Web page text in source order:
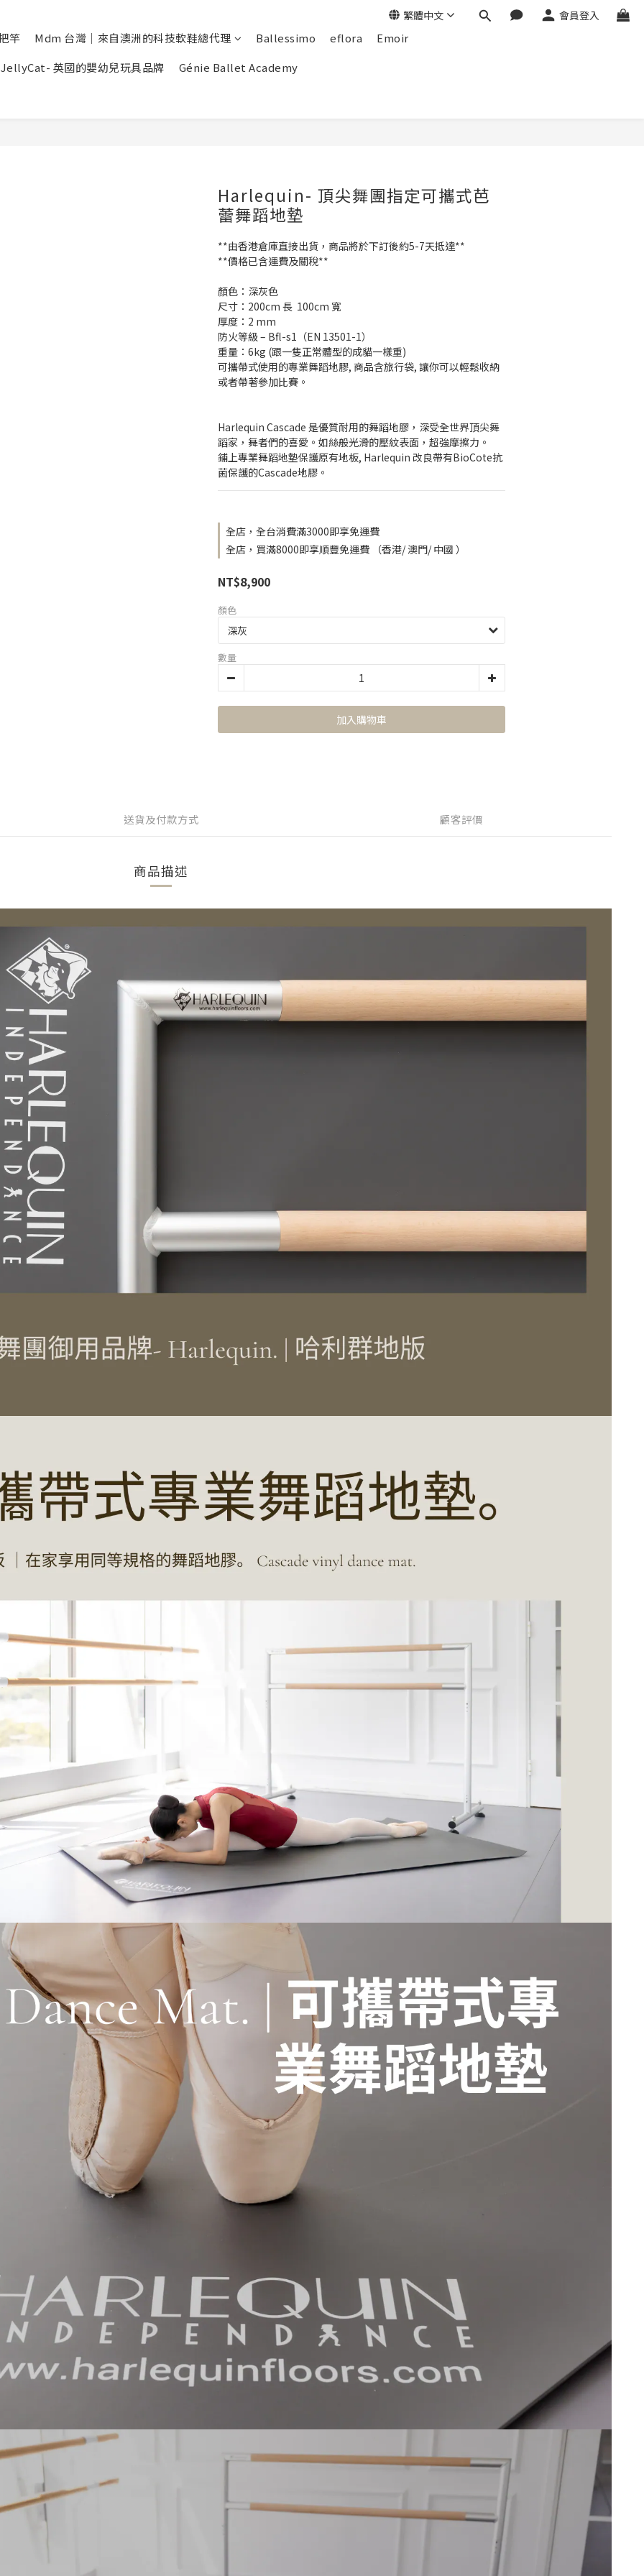
繁體中文 會員登入
竿 Mdm 台灣｜來自澳洲的科技軟鞋總代理 Ballessimo eflora
Emoir
JellyCat- 英國的嬰幼兒玩具品牌
Génie Ballet Academy
Harlequin- 頂尖舞團指定可攜式芭
蕾舞蹈地墊
**由香港倉庫直接出貨，商品將於下訂後約5-7天抵達**
**價格已含運費及關稅**
顏色：深灰色
尺寸：200cm 長  100cm 寬
厚度：2 mm
防火等級 – Bfl-s1（EN 13501-1）
重量：6kg (跟一隻正常體型的成貓一樣重)
可攜帶式使用的專業舞蹈地膠, 商品含旅行袋, 讓你可以輕鬆收納
或者帶著參加比賽。
Harlequin Cascade 是優質耐用的舞蹈地膠，深受全世界頂尖舞
蹈家，舞者們的喜愛。如絲般光滑的壓紋表面，超強摩擦力。
鋪上專業舞蹈地墊保護原有地板, Harlequin 改良帶有BioCote抗
菌保護的Cascade地膠。
全店，全台消費滿3000即享免運費
全店，買滿8000即享順豐免運費 （香港/ 澳門/ 中國 ）
NT$8,900
顏色
數量
加入購物車
送貨及付款方式 顧客評價
商品描述